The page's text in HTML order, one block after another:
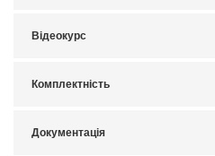
Відеокурс
Комплектність
Документація